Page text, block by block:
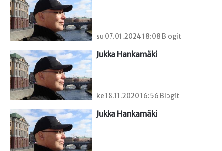
su 07.01.2024 18:08 Blogit
Jukka Hankamäki
ke 18.11.2020 16:56 Blogit
Jukka Hankamäki